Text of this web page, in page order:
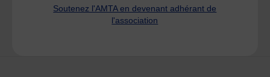
Soutenez l'AMTA en devenant adhérant de
l'association